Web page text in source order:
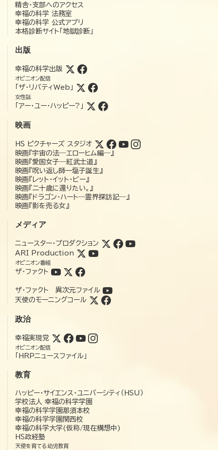
精舎・支部へのアクセス
幸福の科学 法務室
幸福の科学 公式アプリ
本格診断サイト「地獄診断」
出版
幸福の科学出版
オピニオン配信
「ザ・リバティWeb」
女性誌
「アー・ユー・ハッピー?」
映画
HS ピクチャーズ スタジオ
映画『宇宙の法―エローヒム編―』
映画『愛国女子―紅武士道』
映画『呪い返し師—塩子誕生』
映画『レット・イット・ビー』
映画『二十歳に還りたい。』
映画『ドラゴン・ハート―霊界探訪記―』
映画『影を売る女』
メディア
ニュースター・プロダクション
ARI Production
オピニオン番組
ザ・ファクト
ザ・ファクト 異次元ファイル
天使のモーニングコール
政治
幸福実現党
オピニオン配信
「HRPニュースファイル」
教育
ハッピー・サイエンス・ユニバーシティ（HSU）
学校法人 幸福の科学学園
幸福の科学学園那須本校
幸福の科学学園関西校
幸福の科学大学(仮称/現在構想中)
HS政経塾
天使を育てる幼児教育